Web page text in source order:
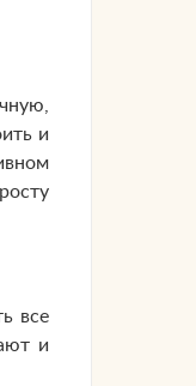
и
все
и